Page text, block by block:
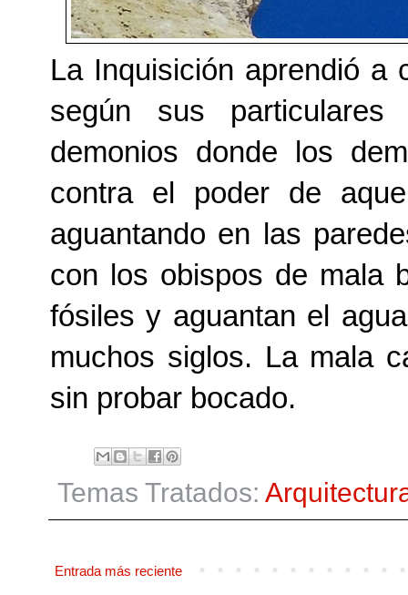
La Inquisición aprendió a
según sus
demonios donde los
contra el poder de
aguantando en las
con los obispos de mala
fósiles y aguantan el
muchos siglos. La mala
sin probar bocado.
Temas Tratados:
Entrada más reciente